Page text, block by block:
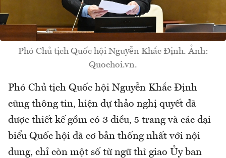
Phó Chủ tịch Quốc hội Nguyễn Khắc Định. Ảnh:
Quochoi.vn.
Phó Chủ tịch Quốc hội Nguyễn Khắc Định
cũng thông tin, hiện dự thảo nghị quyết đã
được thiết kế gồm có 3 điều, 5 trang và các đại
biểu Quốc hội đã cơ bản thống nhất với nội
dung, chỉ còn một số từ ngữ thì giao Ủy ban